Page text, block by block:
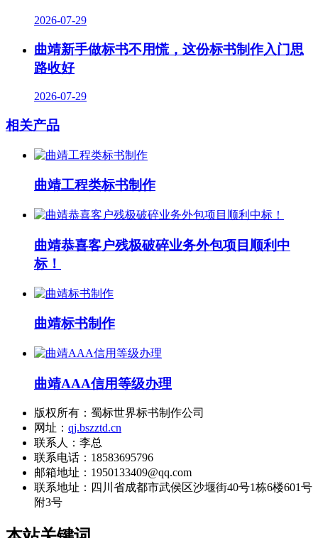
2026-07-29
曲靖新手做标书不用慌，这份标书制作入门思
路收好
2026-07-29
相关产品
曲靖工程类标书制作
曲靖恭喜客户残极破碎业务外包项目顺利中
标！
曲靖标书制作
曲靖AAA信用等级办理
版权所有：蜀标世界标书制作公司
网址： qj.bszztd.cn
联系人：李总
联系电话：18583695796
邮箱地址：1950133409@qq.com
联系地址： 四川省成都市武侯区沙堰街40号1栋6楼601号
附3号